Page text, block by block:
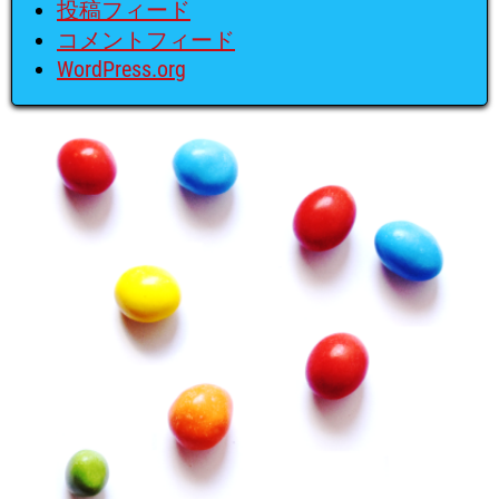
投稿フィード
コメントフィード
WordPress.org